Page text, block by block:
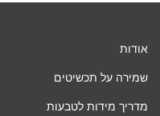
אודות
שמירה על תכשיטים
מדריך מידות לטבעות